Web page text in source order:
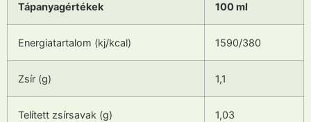
Tápanyagértékek 100 ml
Energiatartalom (kj/kcal) 1590/380
Zsír (g) 1,1
Telített zsírsavak (g) 1,03